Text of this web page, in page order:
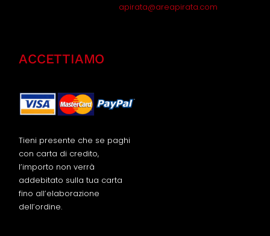
apirata@areapirata.com
ACCETTIAMO
Tieni presente che se paghi
con carta di credito,
l’importo non verrà
addebitato sulla tua carta
fino all’elaborazione
dell’ordine.